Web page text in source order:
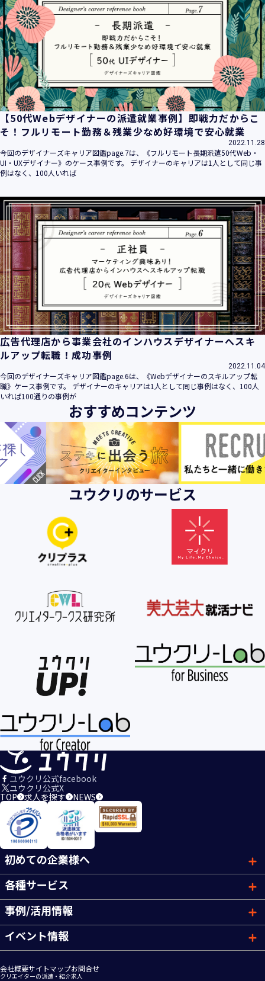
【50代Webデザイナーの派遣就業事例】即戦力だからこ
そ！フルリモート勤務＆残業少なめ好環境で安心就業
2022.11.28
今回のデザイナーズキャリア図鑑page.7は、《フルリモート長期派遣50代Web・
UI・UXデザイナー》のケース事例です。 デザイナーのキャリアは1人として同じ事
例はなく、100人いれば
広告代理店から事業会社のインハウスデザイナーへスキ
ルアップ転職！成功事例
2022.11.04
今回のデザイナーズキャリア図鑑page.6は、《Webデザイナーのスキルアップ転
職》ケース事例です。 デザイナーのキャリアは1人として同じ事例はなく、100人
いれば100通りの事例が
おすすめコンテンツ
ユウクリのサービス
ユウクリ公式facebook
ユウクリ公式X
TOP 求人を探す NEWS
初めての企業様へ
各種サービス
事例/活用情報
イベント情報
会社概要サイトマップお問合せ
クリエイターの派遣・紹介求人